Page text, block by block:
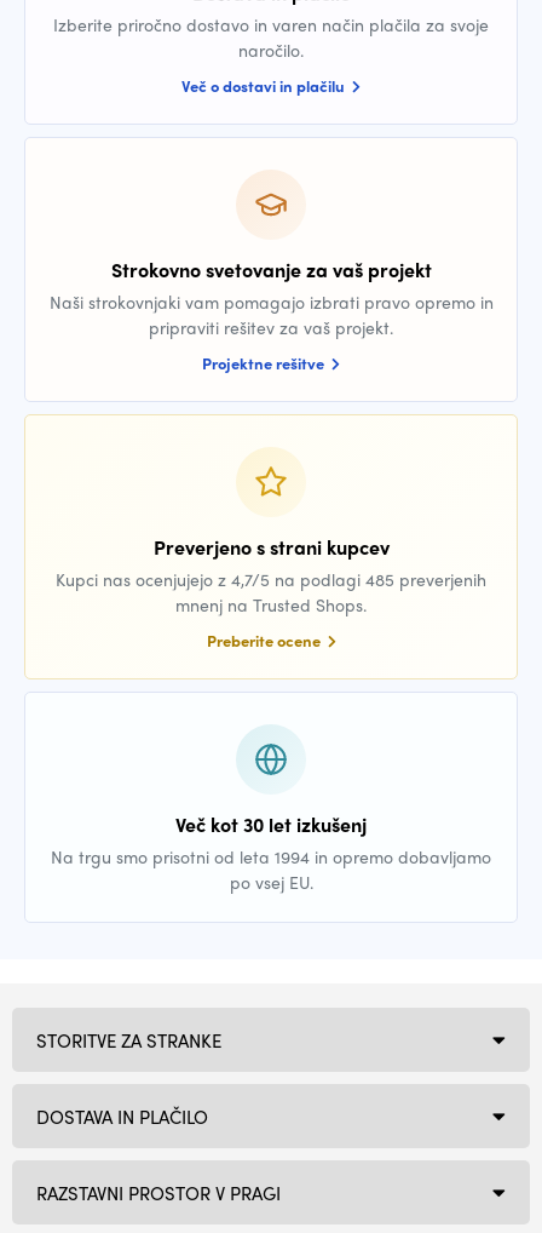
Izberite priročno dostavo in varen način plačila za svoje
naročilo.
Več o dostavi in plačilu
Strokovno svetovanje za vaš projekt
Naši strokovnjaki vam pomagajo izbrati pravo opremo in
pripraviti rešitev za vaš projekt.
Projektne rešitve
Preverjeno s strani kupcev
Kupci nas ocenjujejo z 4,7/5 na podlagi 485 preverjenih
mnenj na Trusted Shops.
Preberite ocene
Več kot 30 let izkušenj
Na trgu smo prisotni od leta 1994 in opremo dobavljamo
po vsej EU.
RAZSTAVNI PROSTOR V PRAGI
STORITVE ZA STRANKE
DOSTAVA IN PLAČILO